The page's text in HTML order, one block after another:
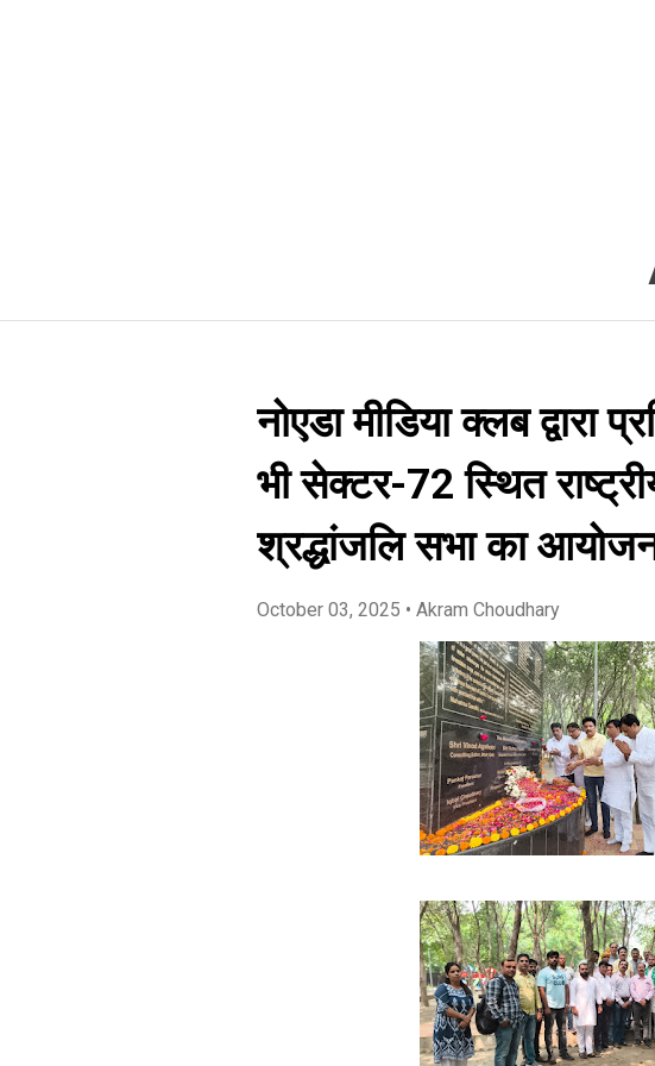
नोएडा मीडिया क्लब द्वारा
भी सेक्टर-72 स्थित
श्रद्धांजलि सभा का
October 03, 2025 • Akram Choudhary